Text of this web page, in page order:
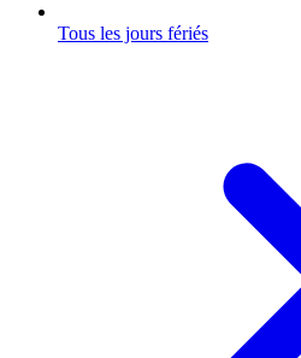
Tous les jours fériés